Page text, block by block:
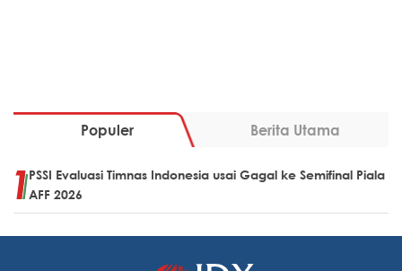
Populer Berita Utama
PSSI Evaluasi Timnas Indonesia usai Gagal ke Semifinal Piala
AFF 2026